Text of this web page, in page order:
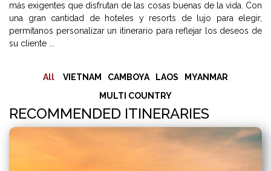
más exigentes que disfrutan de las cosas buenas de la vida. Con
una gran cantidad de hoteles y resorts de lujo para elegir,
permítanos personalizar un itinerario para reflejar los deseos de
su cliente ...
All VIETNAM CAMBOYA LAOS
MYANMAR
MULTI COUNTRY
RECOMMENDED ITINERARIES